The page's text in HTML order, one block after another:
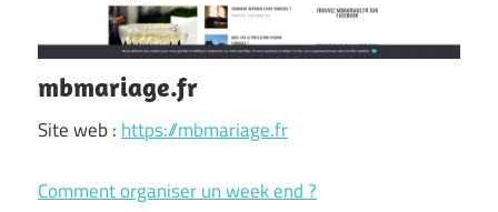
mbmariage.fr
Site web : https://mbmariage.fr
Comment organiser un week end ?